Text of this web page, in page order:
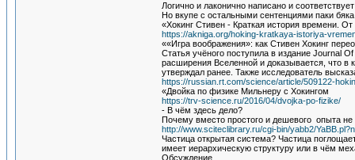
Логично и лаконично написано и
Но вкупе с остальными сентенциями паки
«Хокинг Стивен - Краткая история времени.
https://akniga.org/hoking-kratkaya-istoriya-
««Игра воображения»: как Стивен Хокинг
Статья учёного поступила в издание Journal
расширения Вселенной и доказывается, что
утверждал ранее. Также исследователь
https://russian.rt.com/science/article/509122-
«Двойка по физике Мильнеру с Хокингом
https://trv-science.ru/2016/04/dvojka-po-fizike/
- В чём здесь дело?
Почему вместо простого и дешевого опыта
http://www.sciteclibrary.ru/cgi-bin/yabb2/
Частица открытая система? Частица
имеет иерархическую структуру или в чём
Обсуждение